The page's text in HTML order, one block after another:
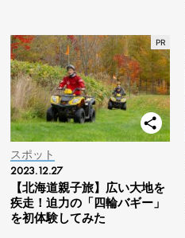
スポット
2023.12.27
【北海道親子旅】広い大地を
疾走！迫力の「四輪バギー」
を初体験してみた